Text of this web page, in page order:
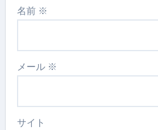
名前 ※
メール ※
サイト